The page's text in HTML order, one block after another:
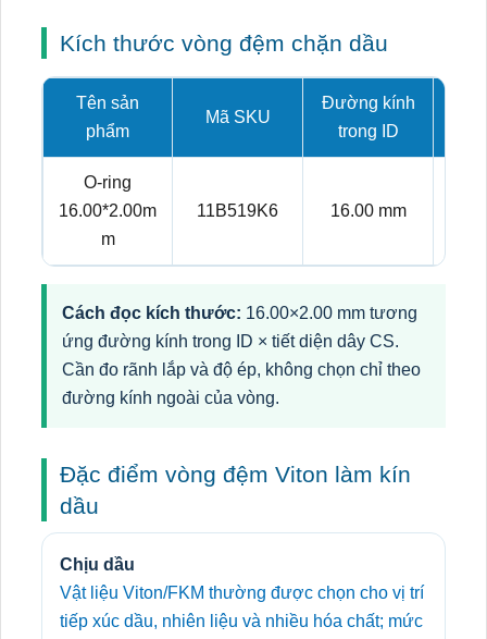
Kích thước vòng đệm chặn dầu
Tên sản
phẩm
Mã SKU
Đường kính
trong ID
O-ring
16.00*2.00m
m
11B519K6 16.00 mm
Cách đọc kích thước: 16.00×2.00 mm tương
ứng đường kính trong ID × tiết diện dây CS.
Cần đo rãnh lắp và độ ép, không chọn chỉ theo
đường kính ngoài của vòng.
Đặc điểm vòng đệm Viton làm kín
dầu
Chịu dầu
Vật liệu Viton/FKM thường được chọn cho vị trí
tiếp xúc dầu, nhiên liệu và nhiều hóa chất; mức